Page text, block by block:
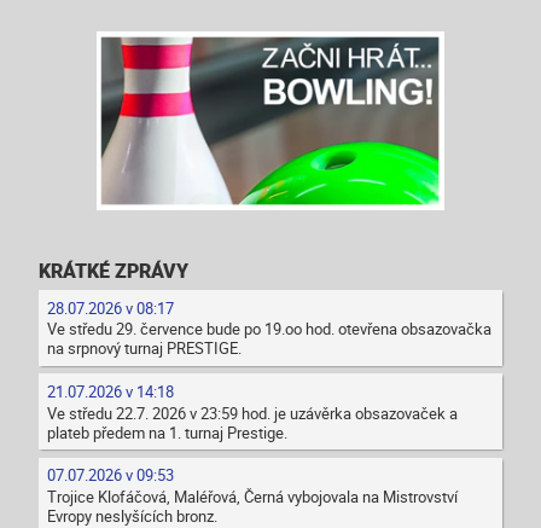
KRÁTKÉ ZPRÁVY
28.07.2026 v 08:17
Ve středu 29. července bude po 19.oo hod. otevřena obsazovačka
na srpnový turnaj PRESTIGE.
21.07.2026 v 14:18
Ve středu 22.7. 2026 v 23:59 hod. je uzávěrka obsazovaček a
plateb předem na 1. turnaj Prestige.
07.07.2026 v 09:53
Trojice Klofáčová, Maléřová, Černá vybojovala na Mistrovství
Evropy neslyšících bronz.